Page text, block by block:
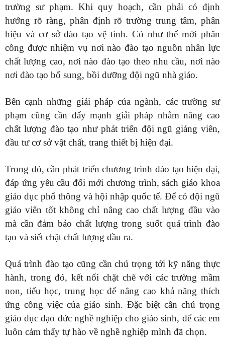
trường sư phạm. Khi quy hoạch, cần phải có định
hướng rõ ràng, phân định rõ trường trung tâm, phân
hiệu và cơ sở đào tạo vệ tinh. Có như thế mới phân
công được nhiệm vụ nơi nào đào tạo nguồn nhân lực
chất lượng cao, nơi nào đào tạo theo nhu cầu, nơi nào
nơi đào tạo bổ sung, bồi dưỡng đội ngũ nhà giáo.
Bên cạnh những giải pháp của ngành, các trường sư
phạm cũng cần đẩy mạnh giải pháp nhằm nâng cao
chất lượng đào tạo như phát triển đội ngũ giảng viên,
đầu tư cơ sở vật chất, trang thiết bị hiện đại.
Trong đó, cần phát triển chương trình đào tạo hiện đại,
đáp ứng yêu cầu đổi mới chương trình, sách giáo khoa
giáo dục phổ thông và hội nhập quốc tế. Để có đội ngũ
giáo viên tốt không chỉ nâng cao chất lượng đầu vào
mà cần đảm bảo chất lượng trong suốt quá trình đào
tạo và siết chặt chất lượng đầu ra.
Quá trình đào tạo cũng cần chú trọng tới kỹ năng thực
hành, trong đó, kết nối chặt chẽ với các trường mầm
non, tiểu học, trung học để nâng cao khả năng thích
ứng công việc của giáo sinh. Đặc biệt cần chú trọng
giáo dục đạo đức nghề nghiệp cho giáo sinh, để các em
luôn cảm thấy tự hào về nghề nghiệp mình đã chọn.